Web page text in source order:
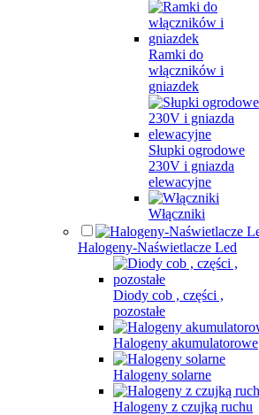
Ramki do
włączników i
gniazdek
Słupki ogrodowe
230V i gniazda
elewacyjne
Włączniki
Halogeny-Naświetlacze Led
Diody cob , części ,
pozostałe
Halogeny akumulatorowe
Halogeny solarne
Halogeny z czujką ruchu